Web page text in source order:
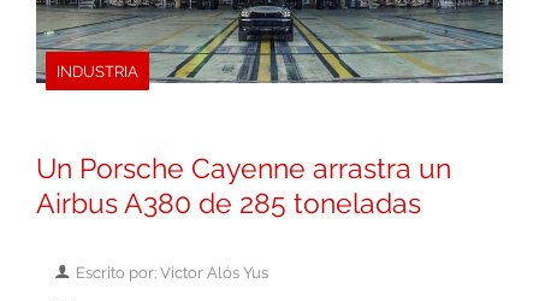
INDUSTRIA
Un Porsche Cayenne arrastra un
Airbus A380 de 285 toneladas
Escrito por: Victor Alós Yus